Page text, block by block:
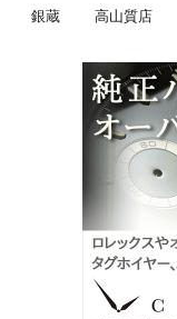
銀蔵 高山質店